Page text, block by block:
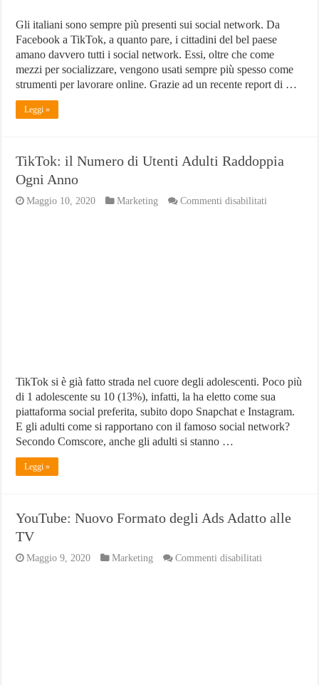
Gli italiani sono sempre più presenti sui social network. Da
Facebook a TikTok, a quanto pare, i cittadini del bel paese
amano davvero tutti i social network. Essi, oltre che come
mezzi per socializzare, vengono usati sempre più spesso come
strumenti per lavorare online. Grazie ad un recente report di …
Leggi »
TikTok: il Numero di Utenti Adulti Raddoppia
Ogni Anno
Maggio 10, 2020 Marketing Commenti disabilitati
TikTok si è già fatto strada nel cuore degli adolescenti. Poco più
di 1 adolescente su 10 (13%), infatti, la ha eletto come sua
piattaforma social preferita, subito dopo Snapchat e Instagram.
E gli adulti come si rapportano con il famoso social network?
Secondo Comscore, anche gli adulti si stanno …
Leggi »
YouTube: Nuovo Formato degli Ads Adatto alle
TV
Maggio 9, 2020 Marketing Commenti disabilitati